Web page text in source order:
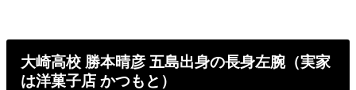
大崎高校 勝本晴彦 五島出身の長身左腕（実家
は洋菓子店 かつもと）